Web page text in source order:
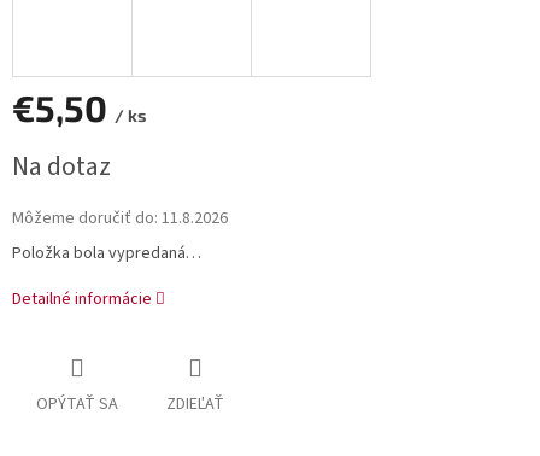
€5,50 / ks
cena:
Na dotaz
Môžeme doručiť do: 11.8.2026
Položka bola vypredaná…
Detailné informácie
OPÝTAŤ SA ZDIEĽAŤ